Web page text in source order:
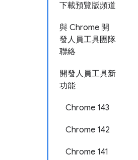
下載預覽版頻道
與 Chrome 開
發人員工具團隊
聯絡
開發人員工具新
功能
Chrome 143
Chrome 142
Chrome 141